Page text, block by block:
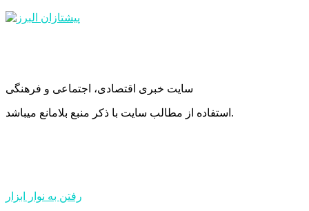
سایت خبری اقتصادی، اجتماعی و فرهنگی
استفاده از مطالب سایت با ذکر منبع بلامانع میباشد.
رفتن به نوار ابزار